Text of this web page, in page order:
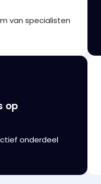
van specialisten
op
onderdeel